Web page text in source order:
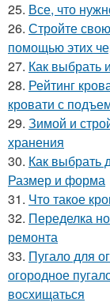
25. Все, что
26. Стройте
помощью этих
27. Как выбрать
28. Рейтинг
кровати с
29. Зимой и
хранения
30. Как выбрать
Размер и форма
31. Что такое
32. Переделка
ремонта
33. Пугало для
огородное
восхищаться